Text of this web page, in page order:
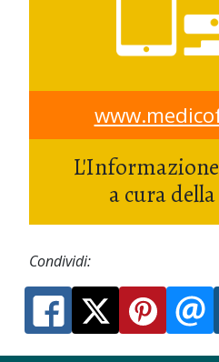
a cura
Condividi: